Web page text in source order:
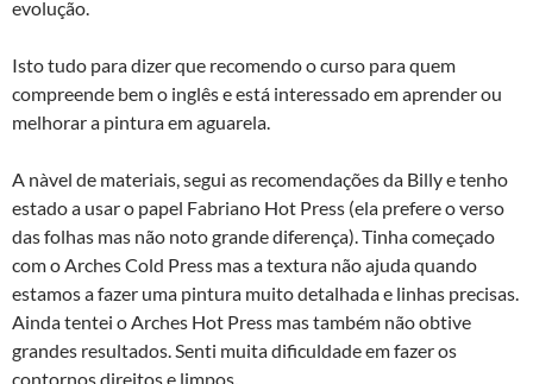
evolução.
Isto tudo para dizer que recomendo o curso para quem
compreende bem o inglês e está interessado em aprender ou
melhorar a pintura em aguarela.
A nàvel de materiais, segui as recomendações da Billy e tenho
estado a usar o papel Fabriano Hot Press (ela prefere o verso
das folhas mas não noto grande diferença). Tinha começado
com o Arches Cold Press mas a textura não ajuda quando
estamos a fazer uma pintura muito detalhada e linhas precisas.
Ainda tentei o Arches Hot Press mas também não obtive
grandes resultados. Senti muita dificuldade em fazer os
contornos direitos e limpos.